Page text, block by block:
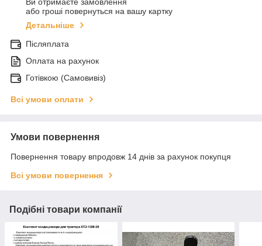
або гроші повернуться на вашу картку
Детальніше
Післяплата
Оплата на рахунок
Готівкою (Самовивіз)
Всі умови оплати
Умови повернення
Повернення товару впродовж 14 днів за рахунок покупця
Всі умови повернення
Подібні товари компанії